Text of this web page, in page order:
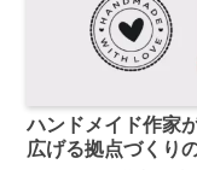
ハンドメイド作家
広げる拠点づくり